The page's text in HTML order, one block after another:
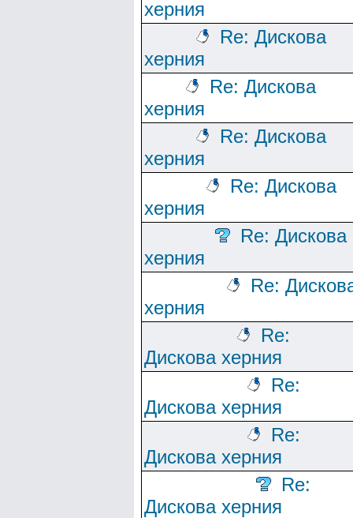
херния
Re: Дискова
херния
Re: Дискова
херния
Re: Дискова
херния
Re: Дискова
херния
Re: Дискова
херния
Re:
херния
Re:
Дискова херния
Re:
Дискова херния
Re:
Дискова херния
Re:
Дискова херния